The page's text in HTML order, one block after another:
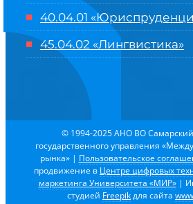
40.04.01
45.04.02 «Лингвистика»
© 1994-2025 АНО ВО
государственного управления
рынка» | Пользовательское
продвижение в Центре цифровых
маркетинга Университета «МИР»|
студией Freepikдля сайта